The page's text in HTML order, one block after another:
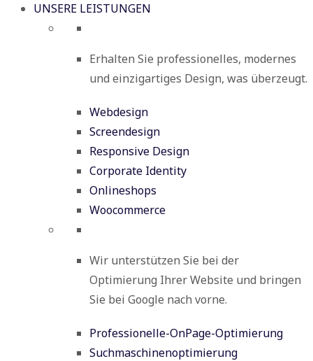
UNSERE LEISTUNGEN
Erhalten Sie professionelles, modernes
und einzigartiges Design, was überzeugt.
Webdesign
Screendesign
Responsive Design
Corporate Identity
Onlineshops
Woocommerce
Wir unterstützen Sie bei der
Optimierung Ihrer Website und bringen
Sie bei Google nach vorne.
Professionelle-OnPage-Optimierung
Suchmaschinenoptimierung